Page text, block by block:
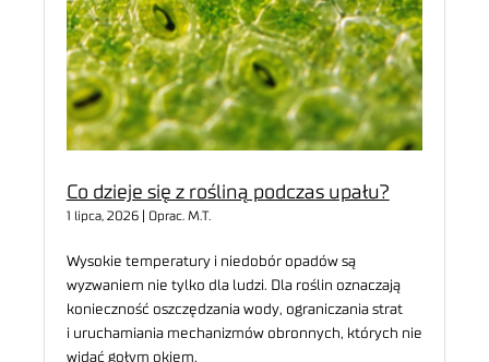
Co dzieje się z rośliną podczas upału?
1 lipca, 2026 | Oprac. M.T.
Wysokie temperatury i niedobór opadów są
wyzwaniem nie tylko dla ludzi. Dla roślin oznaczają
konieczność oszczędzania wody, ograniczania strat
i uruchamiania mechanizmów obronnych, których nie
widać gołym okiem.